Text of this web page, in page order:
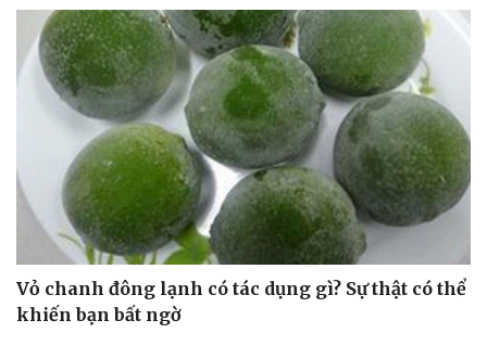
Cải chính
Vỏ chanh đông lạnh có tác dụng gì? Sự thật có thể
khiến bạn bất ngờ